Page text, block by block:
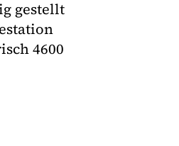
gestellt
4600